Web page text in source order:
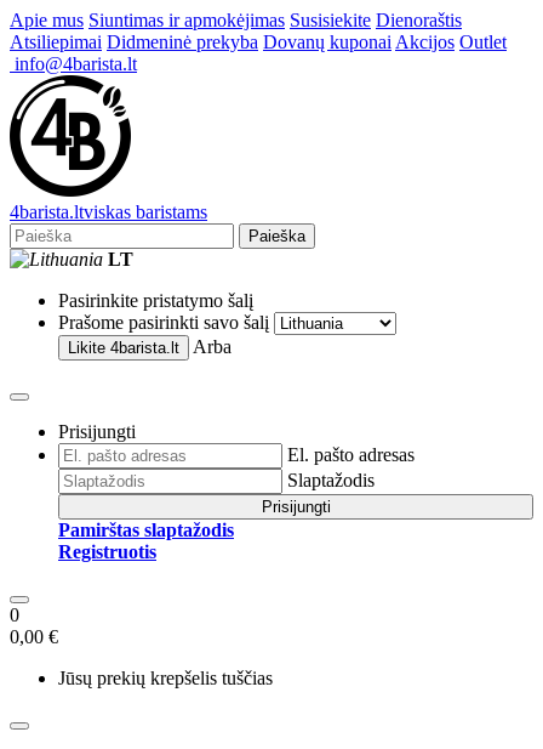
Apie mus Siuntimas ir apmokėjimas Susisiekite Dienoraštis
Atsiliepimai Didmeninė prekyba Dovanų kuponai Akcijos Outlet
info@4barista.lt
4barista.ltviskas baristams
Paieška
LT
Pasirinkite pristatymo šalį
Prašome pasirinkti savo šalį
Likite 4barista.lt Arba
Prisijungti
El. pašto adresas
Slaptažodis
Prisijungti
Pamirštas slaptažodis
Registruotis
0
0,00 €
Jūsų prekių krepšelis tuščias